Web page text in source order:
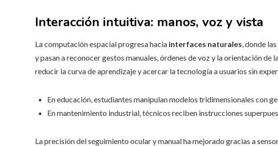
Interacción intuitiva: manos, voz y vista
La computación espacial progresa hacia interfaces naturales, donde
y pasan a reconocer gestos manuales, órdenes de voz y la orientación de
reducir la curva de aprendizaje y acercar la tecnología a usuarios sin
En educación, estudiantes manipulan modelos tridimensionales con
En mantenimiento industrial, técnicos reciben instrucciones
La precisión del seguimiento ocular y manual ha mejorado gracias a